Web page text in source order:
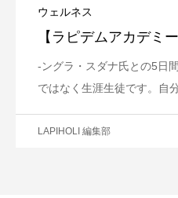
ウェルネス
【ラピデムアカデミ
-ングラ・スダナ氏との5日
ではなく生涯生徒です。自
LAPIHOLI 編集部